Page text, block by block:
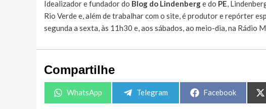
Idealizador e fundador do Blog do Lindenberge do PE,
Rio Verde e, além de trabalhar com o site, é produtor e repórter
segunda a sexta, às 11h30 e, aos sábados, ao meio-dia, na Rádio
Compartilhe
Share
WhatsApp
Share
Telegram
Share
Facebook